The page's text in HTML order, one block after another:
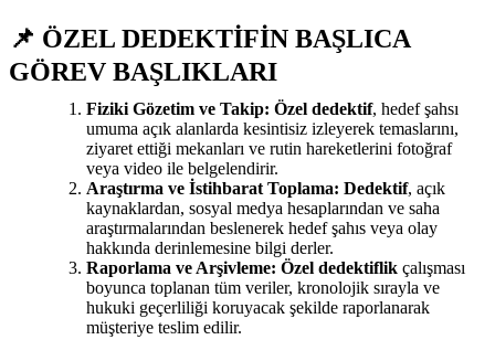
📌 ÖZEL DEDEKTİFİN BAŞLICA
GÖREV BAŞLIKLARI
Fiziki Gözetim ve Takip: Özel dedektif, hedef şahsı
umuma açık alanlarda kesintisiz izleyerek temaslarını,
ziyaret ettiği mekanları ve rutin hareketlerini fotoğraf
veya video ile belgelendirir.
Araştırma ve İstihbarat Toplama: Dedektif, açık
kaynaklardan, sosyal medya hesaplarından ve saha
araştırmalarından beslenerek hedef şahıs veya olay
hakkında derinlemesine bilgi derler.
Raporlama ve Arşivleme: Özel dedektiflik çalışması
boyunca toplanan tüm veriler, kronolojik sırayla ve
hukuki geçerliliği koruyacak şekilde raporlanarak
müşteriye teslim edilir.